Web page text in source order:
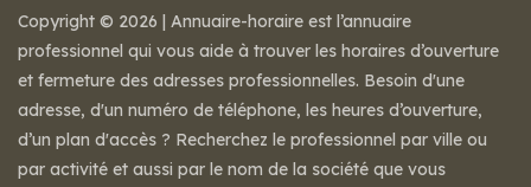
Copyright © 2026 | Annuaire-horaire est l’annuaire
professionnel qui vous aide à trouver les horaires d’ouverture
et fermeture des adresses professionnelles. Besoin d'une
adresse, d'un numéro de téléphone, les heures d’ouverture,
d’un plan d'accès ? Recherchez le professionnel par ville ou
par activité et aussi par le nom de la société que vous